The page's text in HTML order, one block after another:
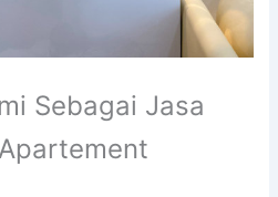
Sebagai Jasa